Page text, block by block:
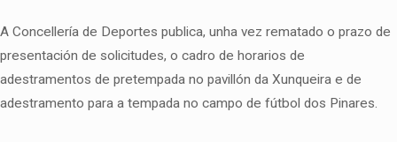
A Concellería de Deportes publica, unha vez rematado o prazo de
presentación de solicitudes, o cadro de horarios de
adestramentos de pretempada no pavillón da Xunqueira e de
adestramento para a tempada no campo de fútbol dos Pinares.